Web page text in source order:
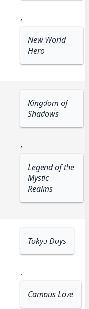
,
New World
Hero
Kingdom of
Shadows
,
Legend of the
Mystic
Realms
Tokyo Days
,
Campus Love